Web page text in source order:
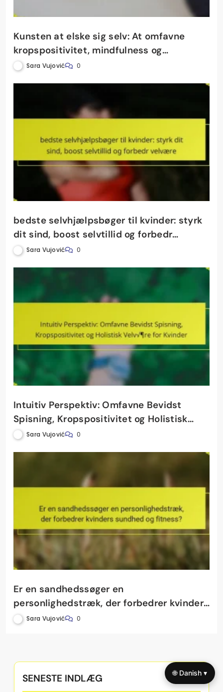
Kunsten at elske sig selv: At omfavne
kropspositivitet, mindfulness og
styrkende fitnessmål
Sara Vujović 0
bedste selvhjælpsbøger til kvinder: styrk
dit sind, boost selvtillid og forbedr
velvære
Sara Vujović 0
Intuitiv Perspektiv: Omfavne Bevidst
Spisning, Kropspositivitet og Holistisk
Velvære for Kvinder
Sara Vujović 0
Er en sandhedssøger en
personlighedstræk, der forbedrer kvinders
sundhed og fitness?
Sara Vujović 0
SENESTE INDLÆG 🌐 Danish ▾